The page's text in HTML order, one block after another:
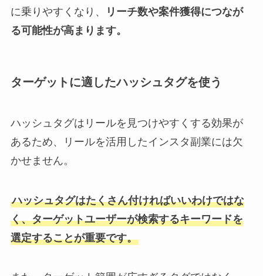
に乗りやすくなり、
リーチ数や案件獲得につなが
る可能性が高まります。
ターゲットに適したハッシュタグを使う
ハッシュタグはリールを見つけやすくする効果が
あるため、リールを活用したインスタ副業には欠
かせません。
ハッシュタグはたくさん付ければいいわけではな
く、ターゲットユーザーが検索するキーワードを
選定することが重要です。